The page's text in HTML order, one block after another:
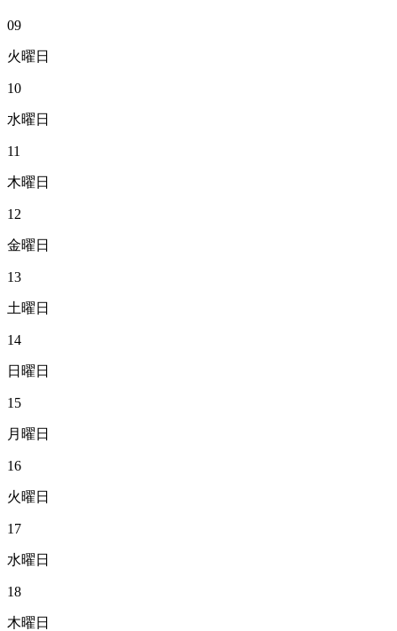
09
火曜日
10
水曜日
11
木曜日
12
金曜日
13
土曜日
14
日曜日
15
月曜日
16
火曜日
17
水曜日
18
木曜日